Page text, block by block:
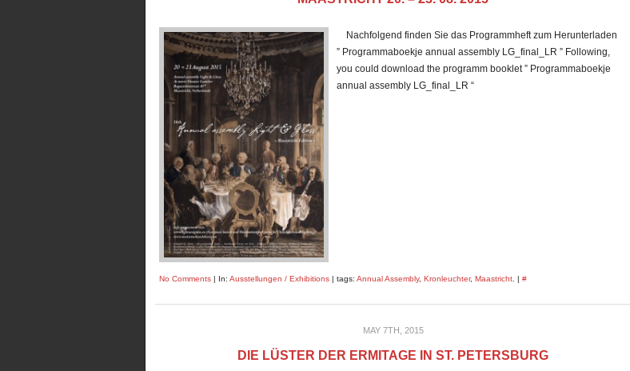
Nachfolgend finden Sie das Programmheft zum Herunterladen
” Programmaboekje annual assembly LG_final_LR ” Following,
you could download the programm booklet ” Programmaboekje
annual assembly LG_final_LR “
No Comments | In: Ausstellungen / Exhibitions | tags: Annual Assembly, Kronleuchter, Maastricht . | #
MAY 7TH, 2015
DIE LÜSTER DER ERMITAGE IN ST. PETERSBURG